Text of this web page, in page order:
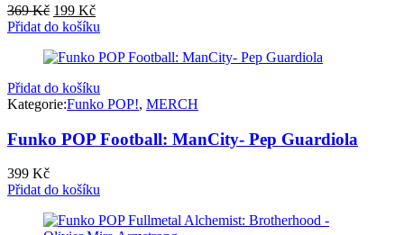
369Kč Původní
cena
369 Kč.
199 KčAktuální
cena
199 Kč.
Přidat do košíku
Přidat do košíku
Kategorie:Funko POP!, MERCH
Funko POP Football: ManCity- Pep Guardiola
399 Kč
Přidat do košíku